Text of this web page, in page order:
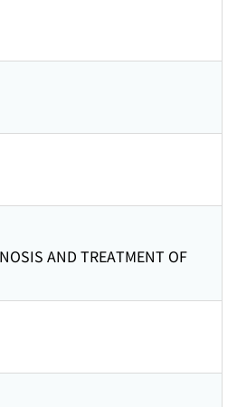
AND TREATMENT OF